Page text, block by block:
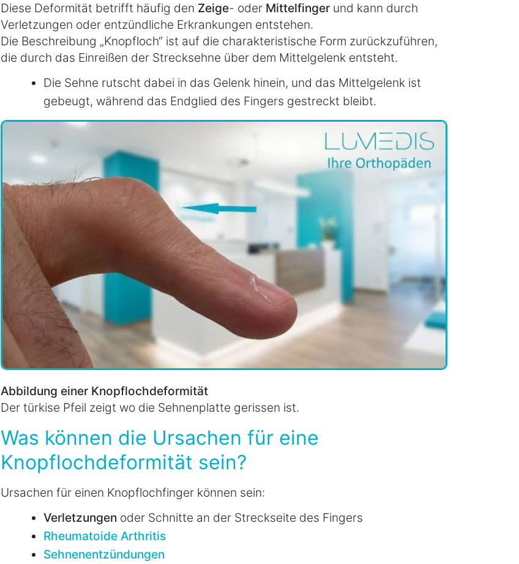
Diese Deformität betrifft häufig den Zeige- oder Mittelfinger und kann durch
Verletzungen oder entzündliche Erkrankungen entstehen.
Die Beschreibung „Knopfloch“ ist auf die charakteristische Form zurückzuführen,
die durch das Einreißen der Strecksehne über dem Mittelgelenk entsteht.
Die Sehne rutscht dabei in das Gelenk hinein, und das Mittelgelenk ist
gebeugt, während das Endglied des Fingers gestreckt bleibt.
Abbildung einer Knopflochdeformität
Der türkise Pfeil zeigt wo die Sehnenplatte gerissen ist.
Was können die Ursachen für eine
Knopflochdeformität sein?
Ursachen für einen Knopflochfinger können sein:
Verletzungen oder Schnitte an der Streckseite des Fingers
Rheumatoide Arthritis
Sehnenentzündungen